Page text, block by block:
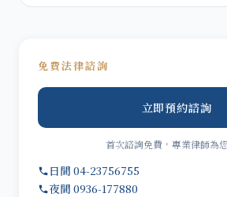
免費法律諮詢
立即預約諮詢
首次諮詢免費，專業律師為
日間 04-23756755
夜間 0936-177880